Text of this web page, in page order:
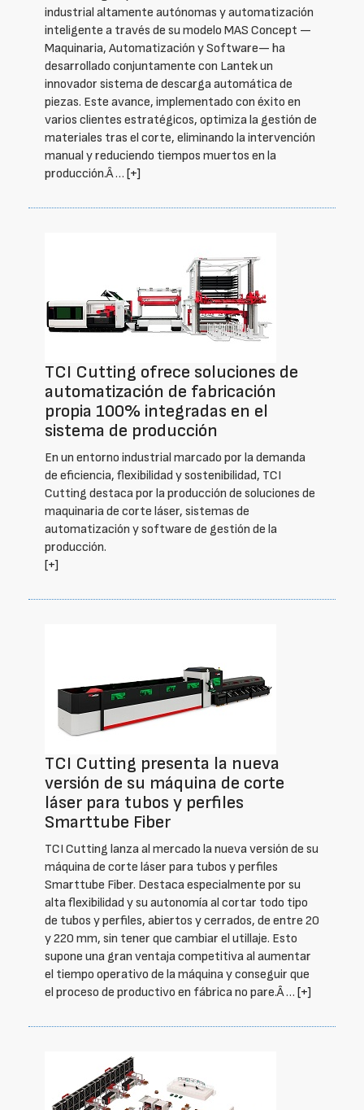
industrial altamente autónomas y automatización
inteligente a través de su modelo MAS Concept —
Maquinaria, Automatización y Software— ha
desarrollado conjuntamente con Lantek un
innovador sistema de descarga automática de
piezas. Este avance, implementado con éxito en
varios clientes estratégicos, optimiza la gestión de
materiales tras el corte, eliminando la intervención
manual y reduciendo tiempos muertos en la
producción.Â … [+]
TCI Cutting ofrece soluciones de
automatización de fabricación
propia 100% integradas en el
sistema de producción
En un entorno industrial marcado por la demanda
de eficiencia, flexibilidad y sostenibilidad, TCI
Cutting destaca por la producción de soluciones de
maquinaria de corte láser, sistemas de
automatización y software de gestión de la
producción.
[+]
TCI Cutting presenta la nueva
versión de su máquina de corte
láser para tubos y perfiles
Smarttube Fiber
TCI Cutting lanza al mercado la nueva versión de su
máquina de corte láser para tubos y perfiles
Smarttube Fiber. Destaca especialmente por su
alta flexibilidad y su autonomía al cortar todo tipo
de tubos y perfiles, abiertos y cerrados, de entre 20
y 220 mm, sin tener que cambiar el utillaje. Esto
supone una gran ventaja competitiva al aumentar
el tiempo operativo de la máquina y conseguir que
el proceso de productivo en fábrica no pare.Â … [+]